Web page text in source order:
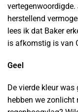
herstellend
lees ik dat Baker
is afkomstig is van
Geel
De vierde kleur
hebben we zonlicht